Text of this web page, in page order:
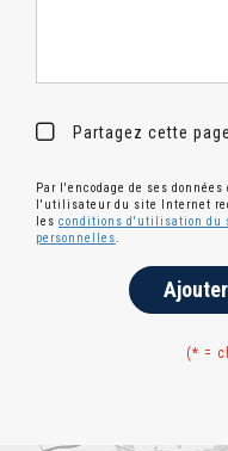
Partagez cette
Par l'encodage de ses
l'utilisateur du site Internet
les conditions d'utilisation du
personnelles
(* =